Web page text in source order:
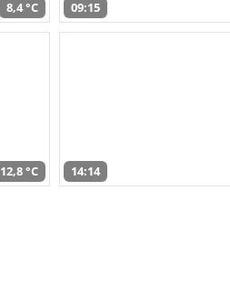
8,4 °C 09:15
12,8 °C 14:14